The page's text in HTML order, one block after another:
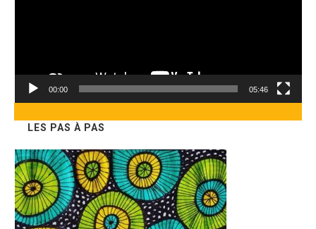
00:00 05:46
LES PAS À PAS